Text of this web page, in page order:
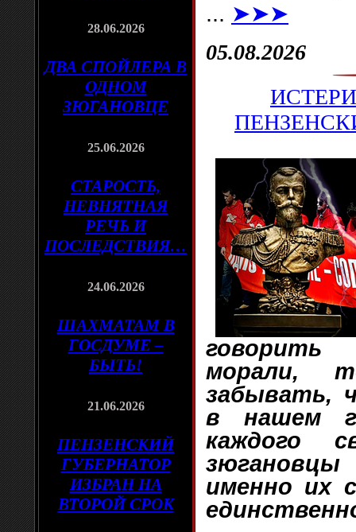
28.06.2026
ДВА СПОЙЛЕРА В
ОДНОМ
ЗЮГАНОВЦЕ
25.06.2026
СТАРОСТЬ,
НЕВНЯТНАЯ
РЕЧЬ И
ПОСЛЕДСТВИЯ…
24.06.2026
ШАХМАТАМ В
ГОСДУМЕ –
БЫТЬ!
21.06.2026
ПЕНЗЕНСКИЙ
ГУБЕРНАТОР
ИЗБРАН НА
ВТОРОЙ СРОК
... ➤➤➤
05.08.2026
морали,
забывать,
в нашем
каждого
именно их